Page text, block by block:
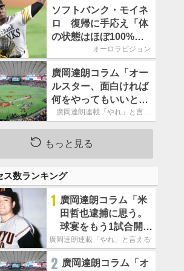
に」／後半戦に息巻
く！
ソフトバンク・モイネ
ロ 復帰に手応え「体
の状態はほぼ100%」
／後半戦に息巻く！
オーロラビジョン
廣岡達朗コラム「オー
ルスター、面白ければ
何をやってもいいとい
う発想は大間違い」
廣岡達朗連載「やれ」と言え
る信念
もっと見る
ス数ランキング
1 廣岡達朗コラム「米
田哲也逮捕に思う。
球宴をもう1試合開催
でOB救済を」
廣岡達朗連載「やれ」と言える信念
2 廣岡達朗コラム「オ